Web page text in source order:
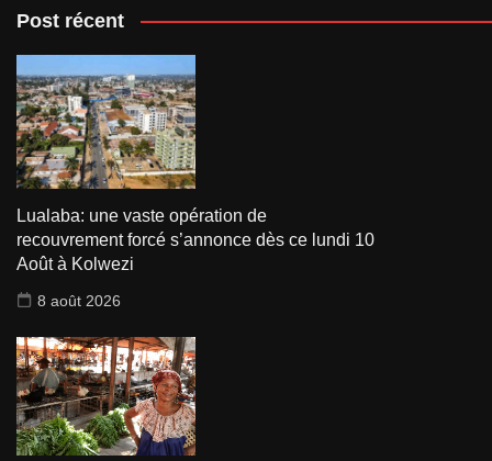
Post récent
Lualaba: une vaste opération de
recouvrement forcé s’annonce dès ce lundi 10
Août à Kolwezi
8 août 2026